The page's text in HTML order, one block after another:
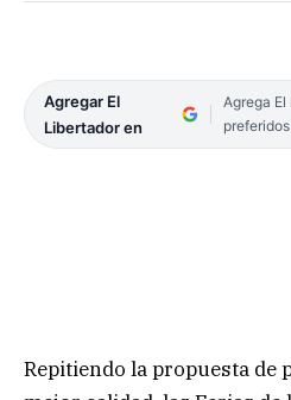
Agregar El
Libertador en
Agrega
Repitiendo la propuesta de